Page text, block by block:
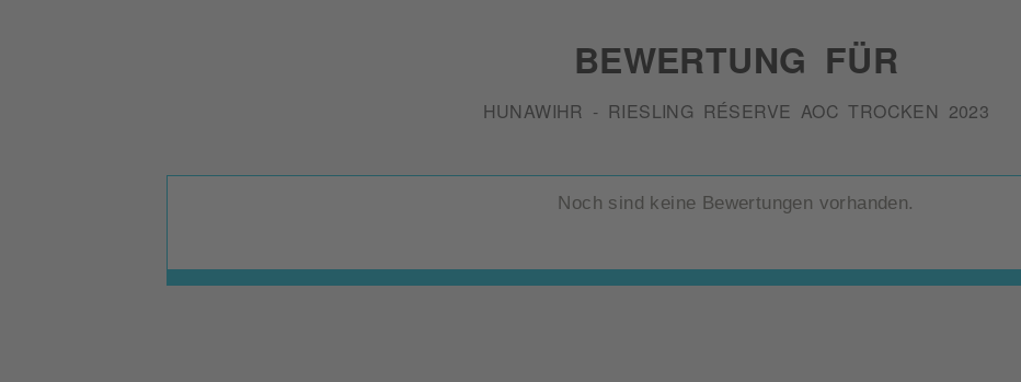
BEWERTUNG FÜR
HUNAWIHR - RIESLING RÉSERVE AOC TROCKEN 2023
Noch sind keine Bewertungen vorhanden.